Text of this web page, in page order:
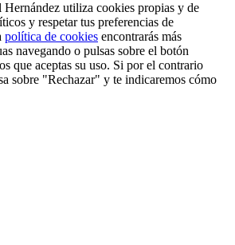
utiliza cookies propias y de
y respetar tus preferencias de
política de cookies encontrarás más
navegando o pulsas sobre el botón
que aceptas su uso. Si por el contrario
sobre "Rechazar" y te indicaremos cómo